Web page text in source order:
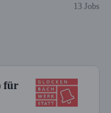
13 Jobs
für